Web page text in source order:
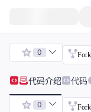
0 Fork
代码介绍 代码
0 Fork